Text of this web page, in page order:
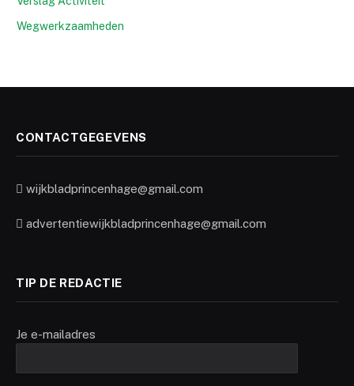
Wegwerkzaamheden
CONTACTGEGEVENS
wijkbladprincenhage@gmail.com
advertentiewijkbladprincenhage@gmail.com
TIP DE REDACTIE
Je e-mailadres